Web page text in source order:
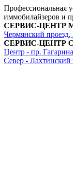
Профессиональная
иммобилайзеров и
СЕРВИС-ЦЕНТР
Чермянский проезд,
СЕРВИС-ЦЕНТР
Центр - пр.
Север - Лахтинский